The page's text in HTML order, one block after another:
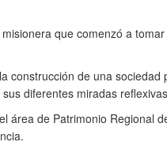
que comenzó a
de una
diferentes miradas
de Patrimonio Regional